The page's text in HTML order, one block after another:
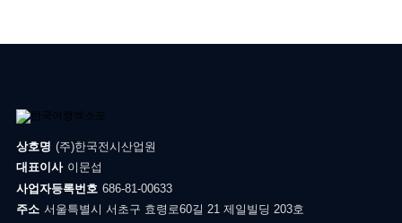
상호명 (주)한국전시산업원
대표이사 이문섭
사업자등록번호 686-81-00633
주소 서울특별시 서초구 효령로60길 21 제일빌딩 203호